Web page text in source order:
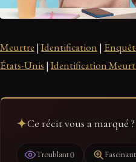
Meurtre | Identification |
États-Unis | Identification
Ce récit vous a marqué ?
Troublant0 Fascinant